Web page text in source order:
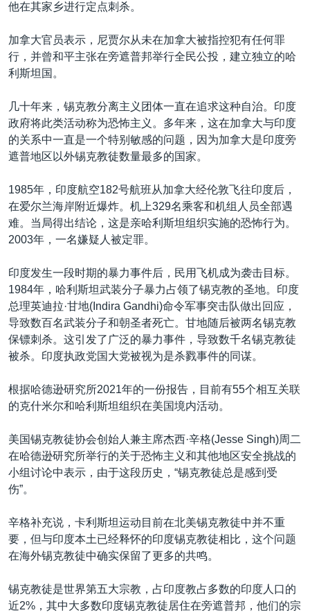
他在其家乡进行定点刺杀。
加拿大官员表示，尼贾尔从未在加拿大被指控犯有任何罪
行，并曾和平主张在旁遮普邦举行全民公投，建立独立的哈
利斯坦国。
几十年来，锡克教分离主义团体一直在追求这种自治。印度
政府将此类活动称为恐怖主义。多年来，这在加拿大与印度
的关系中一直是一个特别敏感的问题，因为加拿大是印度旁
遮普地区以外锡克教徒数量最多的国家。
1985年，印度航空182号航班从加拿大经伦敦飞往印度后，
在爱尔兰海岸附近爆炸。机上329名乘客和机组人员全部遇
难。当局得出结论，这是亲哈利斯坦组织实施的恐怖行为。
2003年，一名嫌疑人被定罪。
印度发生一段时期的暴力事件后，民用飞机成为袭击目标。
1984年，哈利斯坦武装分子暴力占领了锡克教的圣地。印度
总理英迪拉·甘地(Indira Gandhi)命令军事突击队做出回应，
导致数百名武装分子和朝圣者死亡。甘地随后被两名锡克教
保镖刺杀。这引发了广泛的暴力事件，导致数千名锡克教徒
被杀。印度执政党国大党被视为是杀戮事件的同谋。
根据哈德逊研究所2021年的一份报告，目前有55个相互关联
的克什米尔和哈利斯坦组织在美国境内活动。
美国锡克教徒协会创始人兼主席杰西·辛格(Jesse Singh)周二
在哈德逊研究所举行的关于恐怖主义和其他地区安全挑战的
小组讨论中表示，由于这段历史，“锡克教徒总是感到受
伤”。
辛格补充说，卡利斯坦运动目前在北美锡克教徒中并不重
要，但与印度本土已经释怀的印度锡克教徒相比，这个问题
在海外锡克教徒中确实保留了更多的共鸣。
锡克教徒是世界第五大宗教，占印度教占多数的印度人口的
近2%，其中大多数印度锡克教徒居住在旁遮普邦，他们的宗